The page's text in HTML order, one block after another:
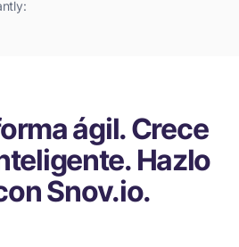
ágil. Crece
Hazlo
Snov.io.